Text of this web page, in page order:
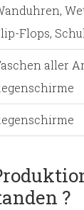
Flops,
aller
?